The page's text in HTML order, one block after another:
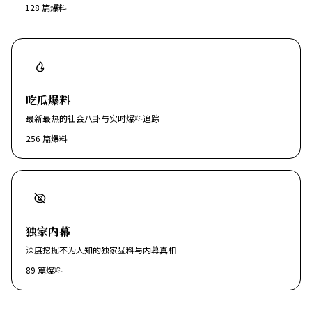
128 篇爆料
吃瓜爆料
最新最热的社会八卦与实时爆料追踪
256 篇爆料
独家内幕
深度挖掘不为人知的独家猛料与内幕真相
89 篇爆料